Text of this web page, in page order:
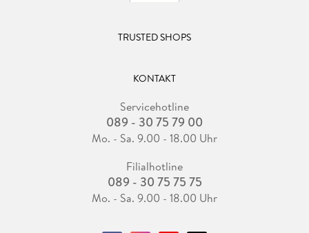
TRUSTED SHOPS
KONTAKT
Servicehotline
089 - 30 75 79 00
Mo. - Sa. 9.00 - 18.00 Uhr
Filialhotline
089 - 30 75 75 75
Mo. - Sa. 9.00 - 18.00 Uhr